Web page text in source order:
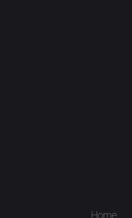
Home